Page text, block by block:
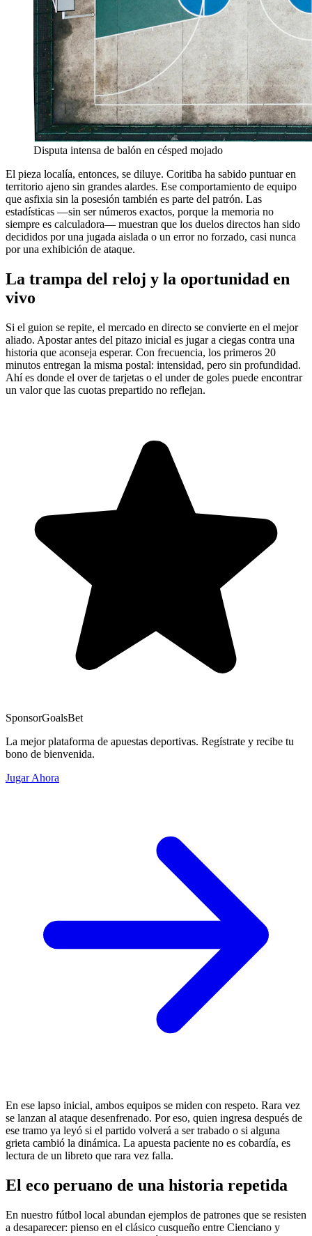
Disputa intensa de balón en césped mojado
El pieza localía, entonces, se diluye. Coritiba ha sabido puntuar en
territorio ajeno sin grandes alardes. Ese comportamiento de equipo
que asfixia sin la posesión también es parte del patrón. Las
estadísticas —sin ser números exactos, porque la memoria no
siempre es calculadora— muestran que los duelos directos han sido
decididos por una jugada aislada o un error no forzado, casi nunca
por una exhibición de ataque.
La trampa del reloj y la oportunidad en
vivo
Si el guion se repite, el mercado en directo se convierte en el mejor
aliado. Apostar antes del pitazo inicial es jugar a ciegas contra una
historia que aconseja esperar. Con frecuencia, los primeros 20
minutos entregan la misma postal: intensidad, pero sin profundidad.
Ahí es donde el over de tarjetas o el under de goles puede encontrar
un valor que las cuotas prepartido no reflejan.
SponsorGoalsBet
La mejor plataforma de apuestas deportivas. Regístrate y recibe tu
bono de bienvenida.
Jugar Ahora
En ese lapso inicial, ambos equipos se miden con respeto. Rara vez
se lanzan al ataque desenfrenado. Por eso, quien ingresa después de
ese tramo ya leyó si el partido volverá a ser trabado o si alguna
grieta cambió la dinámica. La apuesta paciente no es cobardía, es
lectura de un libreto que rara vez falla.
El eco peruano de una historia repetida
En nuestro fútbol local abundan ejemplos de patrones que se resisten
a desaparecer: pienso en el clásico cusqueño entre Cienciano y